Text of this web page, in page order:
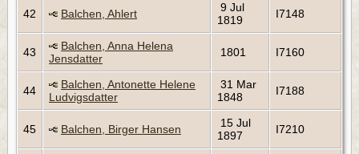
42 Balchen, Ahlert
9 Jul
1819
I7148
43
Balchen, Anna Helena
Jensdatter
1801 I7160
44
Balchen, Antonette Helene
Ludvigsdatter
31 Mar
1848
I7188
45 Balchen, Birger Hansen
15 Jul
1897
I7210